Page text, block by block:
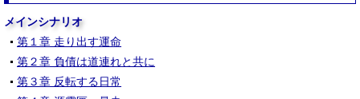
メインシナリオ
第１章 走り出す運命
第２章 負債は道連れと共に
第３章 反転する日常